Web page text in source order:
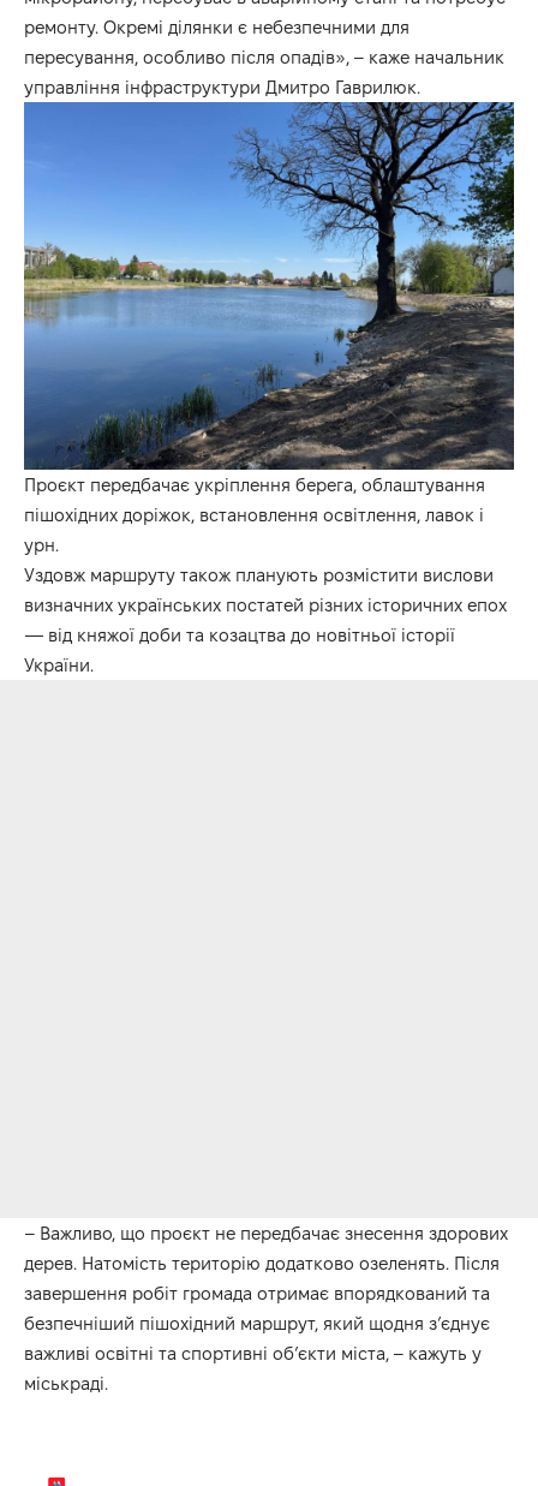
ремонту. Окремі ділянки є небезпечними для
пересування, особливо після опадів», – каже начальник
управління інфраструктури Дмитро Гаврилюк.
Проєкт передбачає укріплення берега, облаштування
пішохідних доріжок, встановлення освітлення, лавок і
урн.
Уздовж маршруту також планують розмістити вислови
визначних українських постатей різних історичних епох
— від княжої доби та козацтва до новітньої історії
України.
– Важливо, що проєкт не передбачає знесення здорових
дерев. Натомість територію додатково озеленять. Після
завершення робіт громада отримає впорядкований та
безпечніший пішохідний маршрут, який щодня з’єднує
важливі освітні та спортивні об’єкти міста, – кажуть у
міськраді.